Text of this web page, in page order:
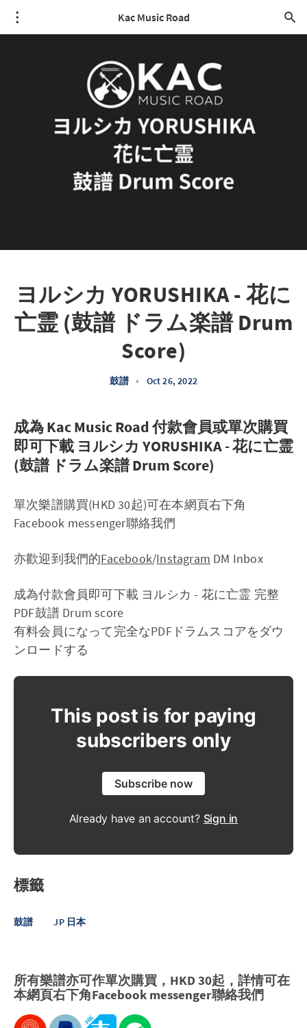
Kac Music Road
ヨルシカ YORUSHIKA - 花に
亡霊 (鼓譜 ドラム楽譜 Drum
Score)
鼓譜 • Oct 26, 2022
成為 Kac Music Road 付款會員或單次購買
即可下載 ヨルシカ YORUSHIKA - 花に亡霊
(鼓譜 ドラム楽譜 Drum Score)
單次樂譜購買(HKD 30起)可在本網頁右下角
Facebook messenger聯絡我們
亦歡迎到我們的Facebook/Instagram DM Inbox
成為付款會員即可下載 ヨルシカ - 花に亡霊 完整
PDF鼓譜 Drum score
有料会員になって完全なPDFドラムスコアをダウ
ンロードする
This post is for paying
subscribers only
Subscribe now
Already have an account? Sign in
標籤
鼓譜 JP 日本
所有樂譜亦可作單次購買，HKD 30起，詳情可在
本網頁右下角Facebook messenger聯絡我們